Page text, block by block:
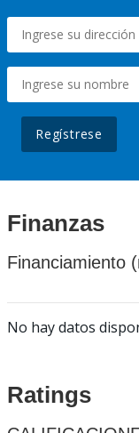
Regístrese
Finanzas
Financiamiento
No hay datos
Ratings